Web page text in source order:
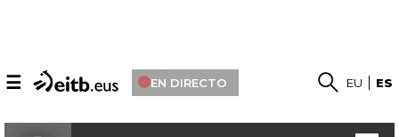
☰ EN DIRECTO EU ES